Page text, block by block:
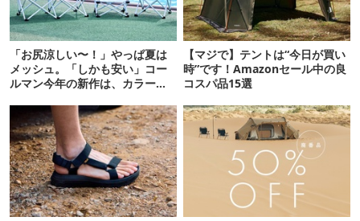
「お尻涼しい〜！」やっぱ夏は
メッシュ。「しかも安い」コー
ルマン今年の新作は、カラーも
【マジで】テントは“今日が買い
時”です！Amazonセール中の良
コスパ品15選